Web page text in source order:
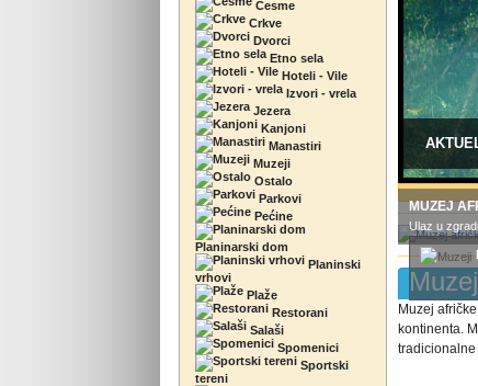
Česme
Crkve
Dvorci
Etno sela
Hoteli - Vile
Izvori - vrela
Jezera
Kanjoni
Manastiri
Muzeji
Ostalo
Parkovi
Pećine
Planinarski dom
Planinski
vrhovi
Plaže
Restorani
Salaši
Spomenici
Sportski
tereni
MUZEJ
Ulaz u
Muzej
kontinenta.
tradicionalne